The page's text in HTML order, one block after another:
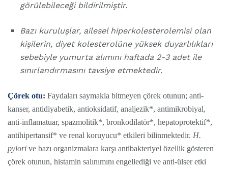
görülebileceği bildirilmiştir.
Bazı kuruluşlar, ailesel hiperkolesterolemisi olan
kişilerin, diyet kolesterolüne yüksek duyarlılıkları
sebebiyle yumurta alımını haftada 2-3 adet ile
sınırlandırmasını tavsiye etmektedir.
Çörek otu: Faydaları saymakla bitmeyen çörek otunun; anti-
kanser, antidiyabetik, antioksidatif, analjezik*, antimikrobiyal,
anti-inflamatuar, spazmolitik*, bronkodilatör*, hepatoprotektif*,
antihipertansif* ve renal koruyucu* etkileri bilinmektedir. H.
pylori ve bazı organizmalara karşı antibakteriyel özellik gösteren
çörek otunun, histamin salınımını engellediği ve anti-ülser etki